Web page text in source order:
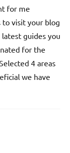
for me
visit your blog
guides you
for the
4 areas
we have